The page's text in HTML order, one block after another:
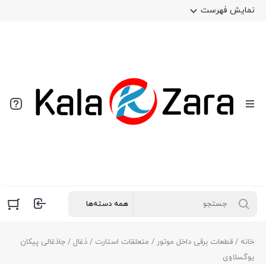
نمایش فهرست
خانه / قطعات برقی داخل موتور / متعلقات استارت / ذغال / جاذغالی پیکان
یوگسلاوی